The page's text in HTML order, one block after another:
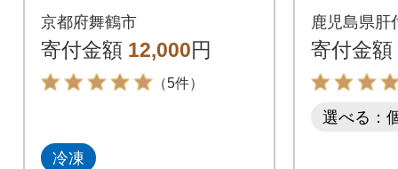
【5個】
京都府舞鶴市
寄付金額 12,000円
（5件）
冷凍
0P)
鹿児島県肝
寄付金額
選べる：